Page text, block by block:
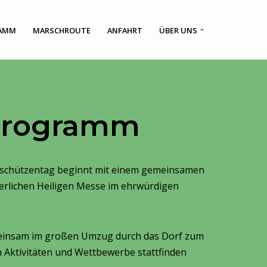
MARSCHROUTE ANFAHRT ÜBER UNS
beginnt mit einem gemeinsamen
Heiligen Messe im ehrwürdigen
im großen Umzug durch das Dorf zum
Aktivitäten und Wettbewerbe stattfinden